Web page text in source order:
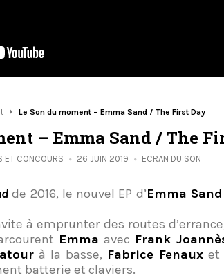
Le Son du moment – Emma Sand / The First Day
– Emma Sand / The
ET CONCOURS 26 JUIN 2019 ECRAN DU SON
de 2016, le nouvel EP d’Emma Sand
à emprunter des routes
Emma avec Frank
à la basse, Fabrice Fenauxet
batterie et claviers.